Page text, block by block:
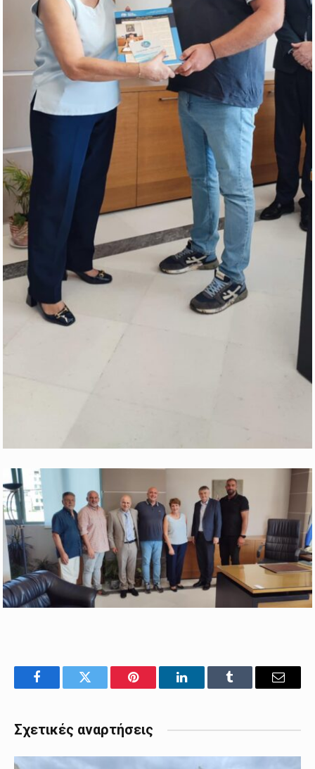
FacebookTwitter Pinterest LinkedInTumblr Email
Σχετικές αναρτήσεις